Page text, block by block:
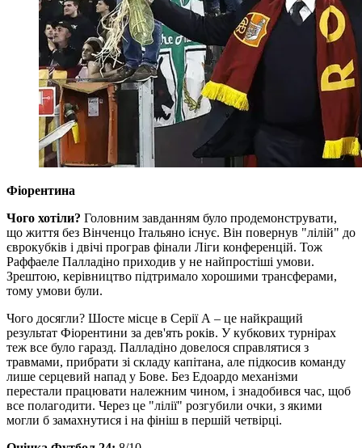
Фіорентина
Чого хотіли? Головним завданням було продемонструвати,
що життя без Вінченцо Італьяно існує. Він повернув "лілій" до
єврокубків і двічі програв фінали Ліги конференцій. Тож
Раффаеле Палладіно приходив у не найпростіші умови.
Зрештою, керівництво підтримало хорошими трансферами,
тому умови були.
Чого досягли? Шосте місце в Серії А – це найкращий
результат Фіорентини за дев'ять років. У кубкових турнірах
теж все було гаразд. Палладіно довелося справлятися з
травмами, прибрати зі складу капітана, але підкосив команду
лише серцевий напад у Бове. Без Едоардо механізми
перестали працювати належним чином, і знадобився час, щоб
все полагодити. Через це "лілії" розгубили очки, з якими
могли б замахнутися і на фініш в першій четвірці.